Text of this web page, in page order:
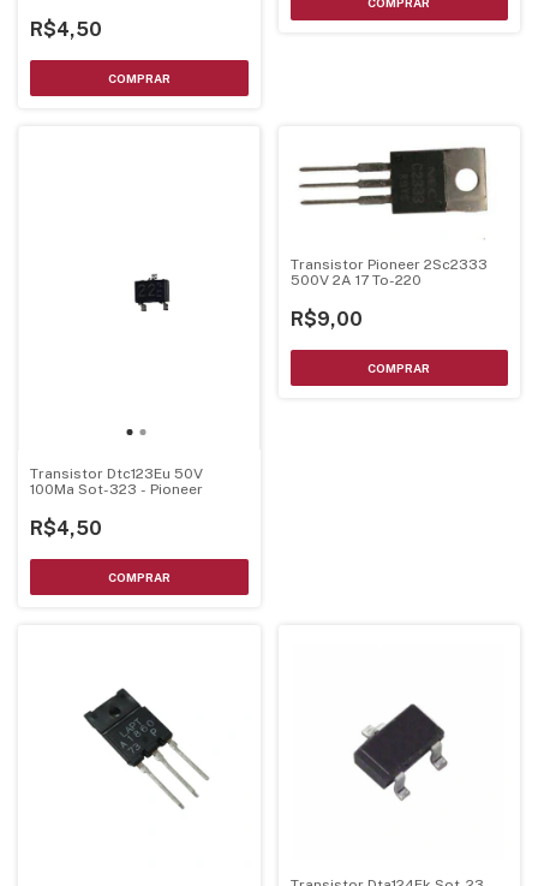
R$4,50
Transistor Dtc123Eu 50V
100Ma Sot-323 - Pioneer
R$4,50
Transistor Pioneer 2Sc2333
500V 2A 17 To-220
R$9,00